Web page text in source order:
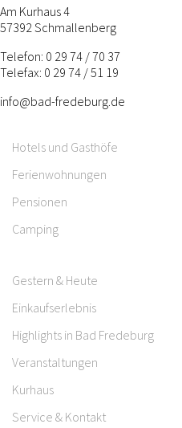
Am Kurhaus 4
57392 Schmallenberg
Telefon: 0 29 74 / 70 37
Telefax: 0 29 74 / 51 19
info@bad-fredeburg.de
Hotels und Gasthöfe
Ferienwohnungen
Pensionen
Camping
Gestern & Heute
Einkaufserlebnis
Highlights in Bad Fredeburg
Veranstaltungen
Kurhaus
Service & Kontakt